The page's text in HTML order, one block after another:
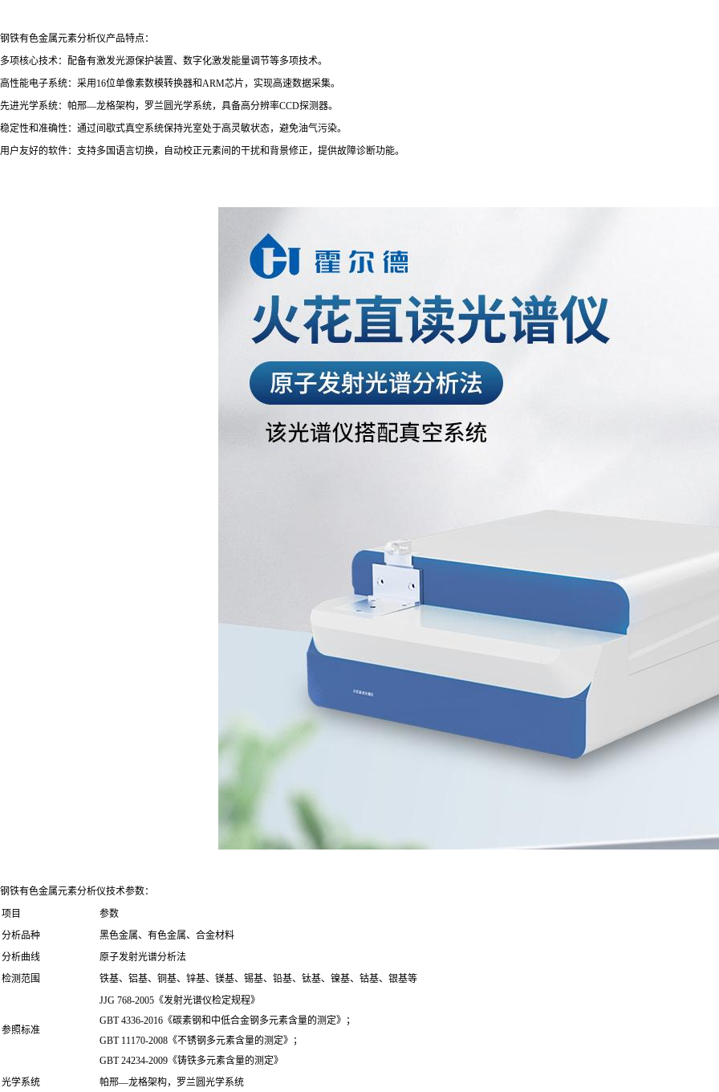
钢铁有色金属元素分析仪产品特点：
多项核心技术：配备有激发光源保护装置、数字化激发能量调节等多项技术。
高性能电子系统：采用16位单像素数模转换器和ARM芯片，实现高速数据采集。
先进光学系统：帕邢—龙格架构，罗兰圆光学系统，具备高分辨率CCD探测器。
稳定性和准确性：通过间歇式真空系统保持光室处于高灵敏状态，避免油气污染。
用户友好的软件：支持多国语言切换，自动校正元素间的干扰和背景修正，提供故障诊断功能。
钢铁有色金属元素分析仪技术参数：
项目
参数
分析品种
黑色金属、有色金属、合金材料
分析曲线
原子发射光谱分析法
检测范围
铁基、铝基、铜基、锌基、镁基、锡基、铅基、钛基、镍基、钴基、银基等
参照标准
JJG 768-2005《发射光谱仪检定规程》
GBT 4336-2016《碳素钢和中低合金钢多元素含量的测定》；
GBT 11170-2008《不锈钢多元素含量的测定》；
GBT 24234-2009《铸铁多元素含量的测定》
光学系统
帕邢—龙格架构，罗兰圆光学系统